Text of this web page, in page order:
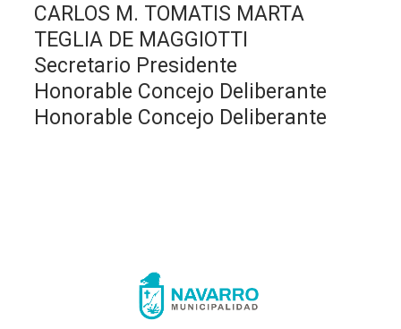
CARLOS M. TOMATIS MARTA
TEGLIA DE MAGGIOTTI
Secretario Presidente
Honorable Concejo Deliberante
Honorable Concejo Deliberante